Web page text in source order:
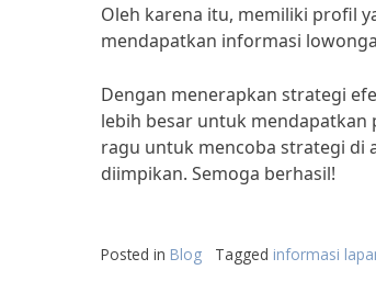
Oleh karena itu, memiliki profil
mendapatkan informasi
Dengan menerapkan strategi
lebih besar untuk mendapatkan
ragu untuk mencoba strategi di
diimpikan. Semoga berhasil!
Posted in Blog Tagged informasi